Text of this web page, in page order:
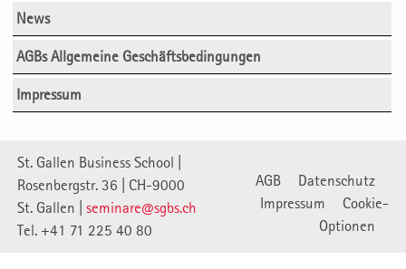
News
AGBs Allgemeine Geschäftsbedingungen
Impressum
St. Gallen Business School |
Rosenbergstr. 36 | CH-9000
St. Gallen | seminare@sgbs.ch
Tel. +41 71 225 40 80
AGB
Datenschutz
Impressum
Cookie-
Optionen